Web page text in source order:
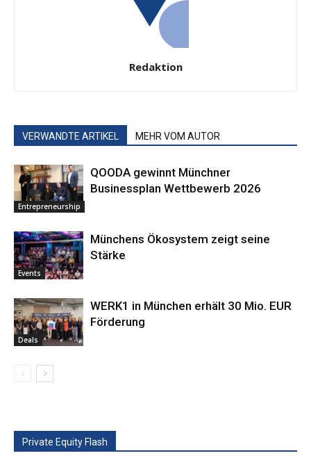
Redaktion
VERWANDTE ARTIKEL MEHR VOM AUTOR
Entrepreneurship
QOODA gewinnt Münchner
Businessplan Wettbewerb 2026
Events
Münchens Ökosystem zeigt seine
Stärke
Deals
WERK1 in München erhält 30 Mio. EUR
Förderung
Private Equity Flash